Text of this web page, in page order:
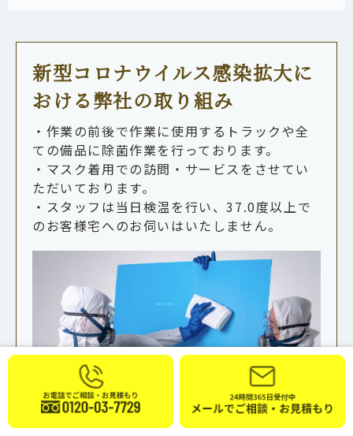
新型コロナウイルス感染拡大に
おける弊社の取り組み
・作業の前後で作業に使用するトラックや全
ての備品に除菌作業を行っております。
・マスク着用での訪問・サービスをさせてい
ただいております。
・スタッフは当日検温を行い、37.0度以上で
のお客様宅へのお伺いはいたしません。